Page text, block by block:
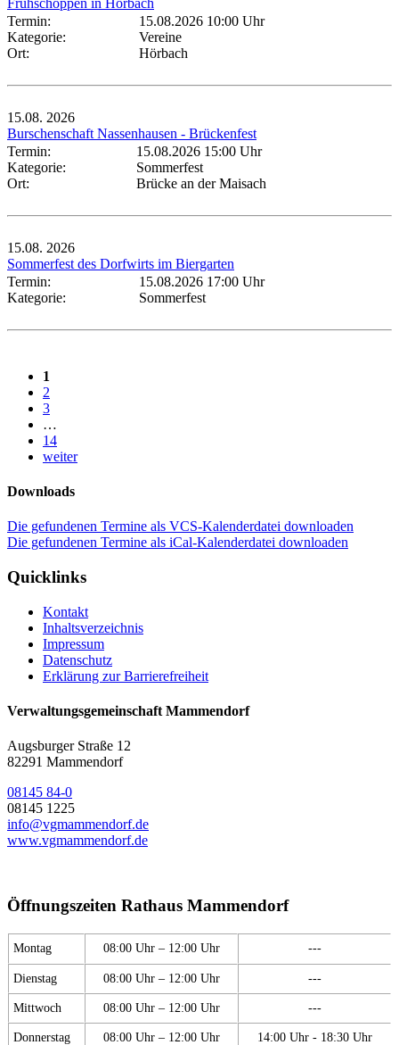
Frühschoppen in Hörbach
Termin:
15.08.2026 10:00 Uhr
Kategorie:
Vereine
Ort:
Hörbach
15.08. 2026
Burschenschaft Nassenhausen - Brückenfest
Termin:
15.08.2026 15:00 Uhr
Kategorie:
Sommerfest
Ort:
Brücke an der Maisach
15.08. 2026
Sommerfest des Dorfwirts im Biergarten
Termin:
15.08.2026 17:00 Uhr
Kategorie:
Sommerfest
1
2
3
…
14
weiter
Downloads
Die gefundenen Termine als VCS-Kalenderdatei downloaden
Die gefundenen Termine als iCal-Kalenderdatei downloaden
Quicklinks
Kontakt
Inhaltsverzeichnis
Impressum
Datenschutz
Erklärung zur Barrierefreiheit
Verwaltungsgemeinschaft Mammendorf
Augsburger Straße 12
82291 Mammendorf
08145 84-0
08145 1225
info@vgmammendorf.de
www.vgmammendorf.de
Öffnungszeiten Rathaus Mammendorf
Montag 08:00 Uhr – 12:00 Uhr ---
Dienstag 08:00 Uhr – 12:00 Uhr ---
Mittwoch 08:00 Uhr – 12:00 Uhr ---
Donnerstag 08:00 Uhr – 12:00 Uhr 14:00 Uhr - 18:30 Uhr